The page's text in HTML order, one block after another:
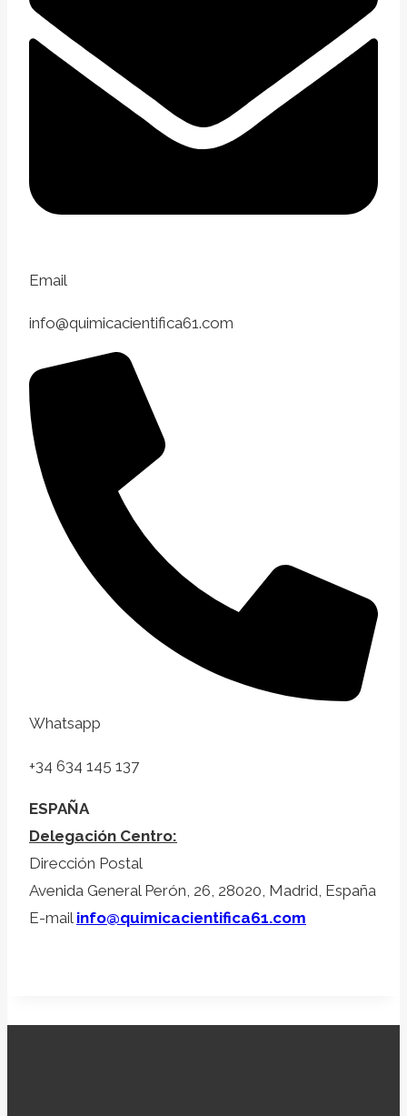
Email
info@quimicacientifica61.com
Whatsapp
+34 634 145 137
ESPAÑA
Delegación Centro:
Dirección Postal
Avenida General Perón, 26, 28020, Madrid, España
E-mail info@quimicacientifica61.com